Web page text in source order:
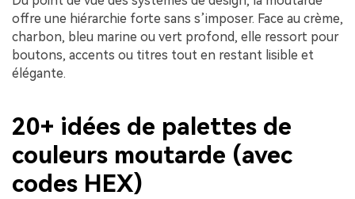
offre une hiérarchie forte sans s’imposer. Face au crème,
charbon, bleu marine ou vert profond, elle ressort pour
boutons, accents ou titres tout en restant lisible et
élégante.
20+ idées de palettes de
couleurs moutarde (avec
codes HEX)